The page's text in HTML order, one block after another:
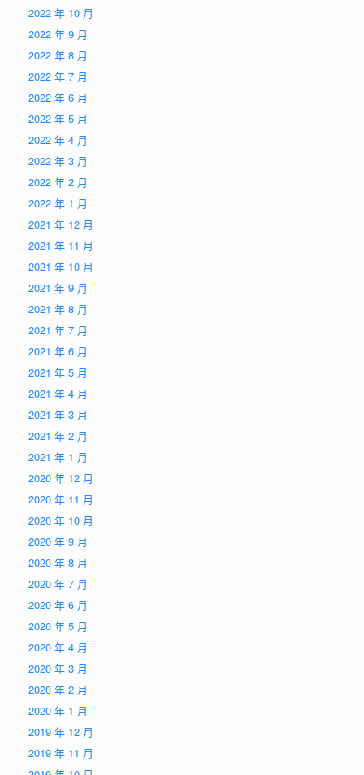
2022 年 10 月
2022 年 9 月
2022 年 8 月
2022 年 7 月
2022 年 6 月
2022 年 5 月
2022 年 4 月
2022 年 3 月
2022 年 2 月
2022 年 1 月
2021 年 12 月
2021 年 11 月
2021 年 10 月
2021 年 9 月
2021 年 8 月
2021 年 7 月
2021 年 6 月
2021 年 5 月
2021 年 4 月
2021 年 3 月
2021 年 2 月
2021 年 1 月
2020 年 12 月
2020 年 11 月
2020 年 10 月
2020 年 9 月
2020 年 8 月
2020 年 7 月
2020 年 6 月
2020 年 5 月
2020 年 4 月
2020 年 3 月
2020 年 2 月
2020 年 1 月
2019 年 12 月
2019 年 11 月